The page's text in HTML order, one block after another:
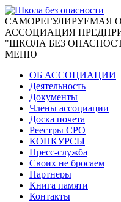
CАМОРЕГУЛИРУЕМАЯ
АССОЦИАЦИЯ
"ШКОЛА БЕЗ
МЕНЮ
ОБ АССОЦИАЦИИ
Деятельность
Документы
Члены ассоциации
Доска почета
Реестры СРО
КОНКУРСЫ
Пресс-служба
Своих не бросаем
Партнеры
Книга памяти
Контакты